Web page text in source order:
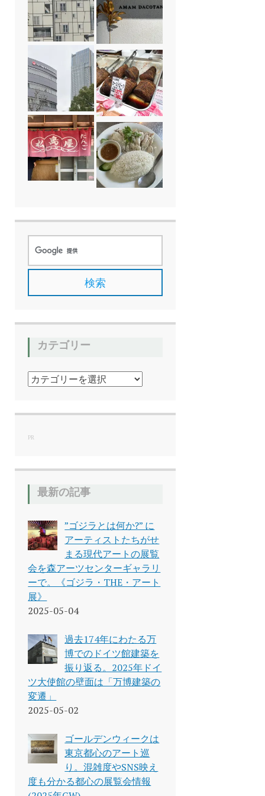
カテゴリー
カ
テ
リ
PR
最新の記事
”ゴジラとは何か?” に
アーティストたちがせ
まる現代アートの展覧
会を森アーツセンターギャラリ
ーで。《ゴジラ・THE・アート
展》
2025-05-04
過去174年にわたる万
博でのドイツ館建築を
振り返る。2025年ドイ
ツ大使館の壁面は「万博建築の
変遷」
2025-05-02
ゴールデンウィークは
東京都心のアート巡
り。混雑度やSNS映え
度も分かる都心の展覧会情報